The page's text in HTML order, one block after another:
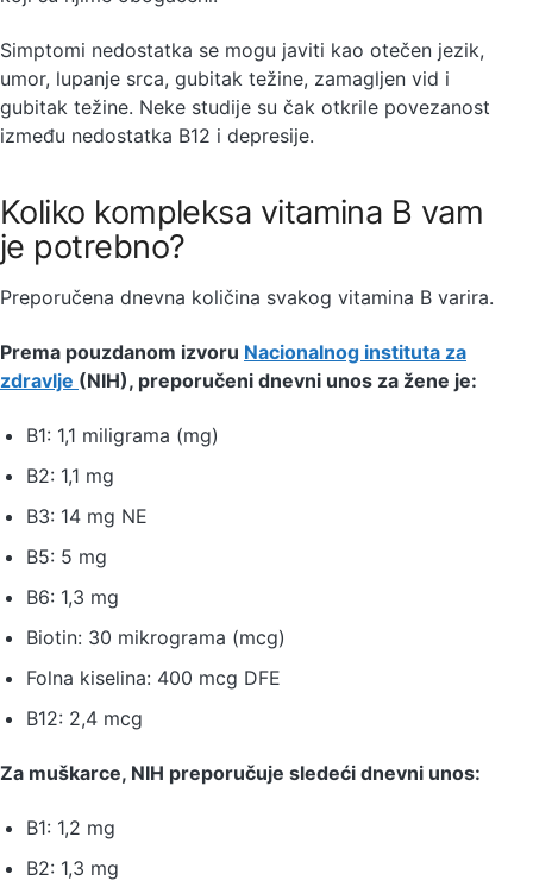
Simptomi nedostatka se mogu javiti kao otečen jezik,
umor, lupanje srca, gubitak težine, zamagljen vid i
gubitak težine. Neke studije su čak otkrile povezanost
između nedostatka B12 i depresije.
Koliko kompleksa vitamina B vam
je potrebno?
Preporučena dnevna količina svakog vitamina B varira.
Prema pouzdanom izvoru Nacionalnog instituta za
zdravlje (NIH), preporučeni dnevni unos za žene je:
B1: 1,1 miligrama (mg)
B2: 1,1 mg
B3: 14 mg NE
B5: 5 mg
B6: 1,3 mg
Biotin: 30 mikrograma (mcg)
Folna kiselina: 400 mcg DFE
B12: 2,4 mcg
Za muškarce, NIH preporučuje sledeći dnevni unos:
B1: 1,2 mg
B2: 1,3 mg